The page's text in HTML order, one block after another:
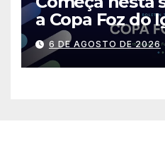
a Copa Foz do
2026 com
países
6 DE AGOSTO DE 2026